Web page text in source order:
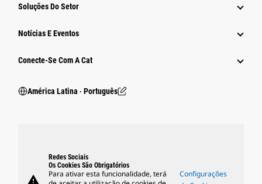
Soluções Do Setor
Notícias E Eventos
Conecte-Se Com A Cat
América Latina ‧ Português
warning
Redes Sociais
Os Cookies São Obrigatórios
Para ativar esta funcionalidade, terá
Configurações